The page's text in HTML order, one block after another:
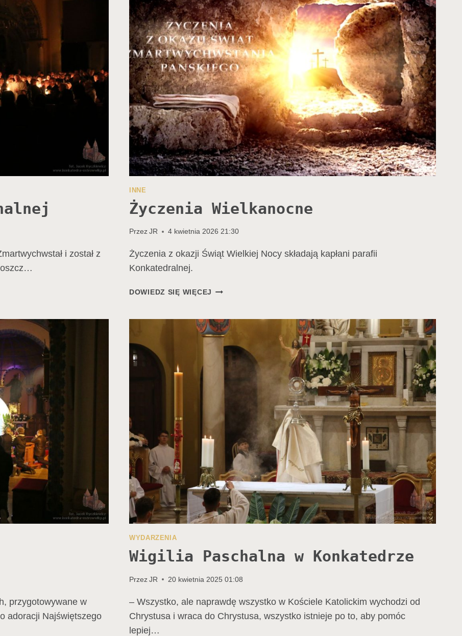
i został z
INNE
Życzenia Wielkanocne
PrzezJR 4 kwietnia 2026 21:30
Życzenia z okazji Świąt Wielkiej Nocy składają kapłani parafii
Konkatedralnej.
DOWIEDZ SIĘ WIĘCEJ ŻYCZENIA
przygotowywane w
adoracji Najświętszego
WYDARZENIA
Wigilia Paschalna w Konkatedrze
PrzezJR 20 kwietnia 2025 01:08
– Wszystko, ale naprawdę wszystko w Kościele Katolickim wychodzi od
Chrystusa i wraca do Chrystusa, wszystko istnieje po to, aby pomóc
lepiej…